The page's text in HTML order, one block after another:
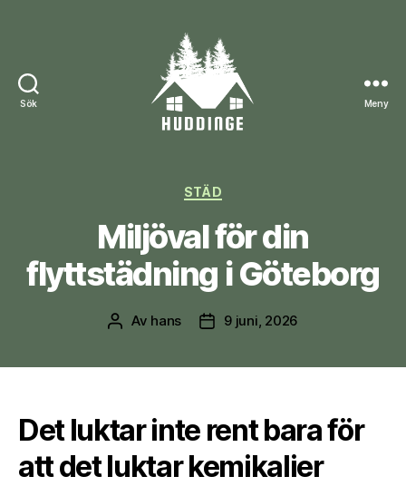
Sök Meny
Kategorier
STÄD
Miljöval för din
flyttstädning i Göteborg
Inläggsförfattare
Av hans Inläggsdatum
9 juni, 2026
Det luktar inte rent bara för
att det luktar kemikalier